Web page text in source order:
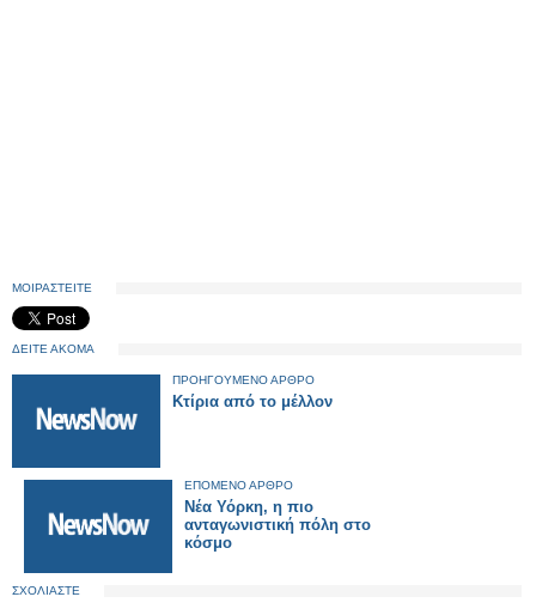
ΜΟΙΡΑΣΤΕΙΤΕ
ΔΕΙΤΕ ΑΚΟΜΑ
ΠΡΟΗΓΟΥΜΕΝΟ ΑΡΘΡΟ
Κτίρια από το μέλλον
ΕΠΟΜΕΝΟ ΑΡΘΡΟ
Νέα Υόρκη, η πιο
ανταγωνιστική πόλη στο
κόσμο
ΣΧΟΛΙΑΣΤΕ